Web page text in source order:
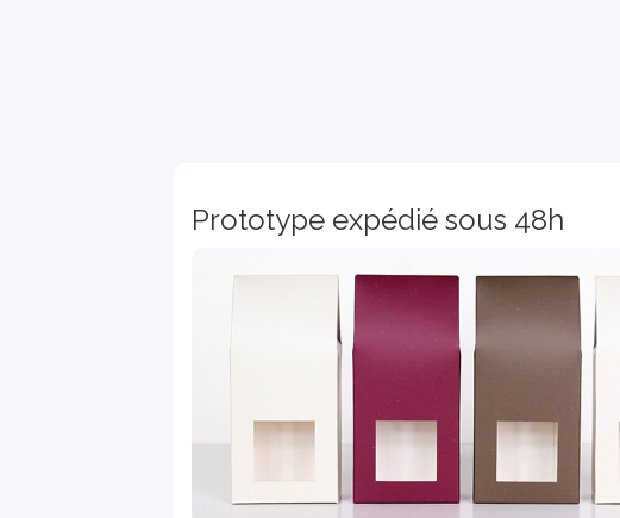
Prototype expédié sous 48h